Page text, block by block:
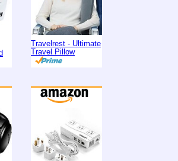
Travelrest - Ultimate
Travel Pillow